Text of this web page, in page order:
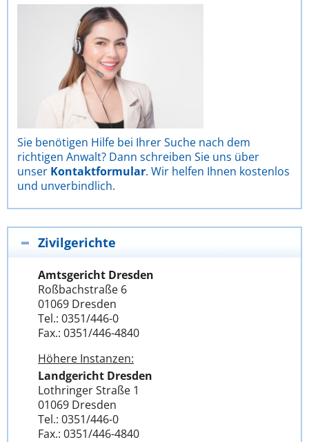
Sie benötigen Hilfe bei Ihrer Suche nach dem
richtigen Anwalt? Dann schreiben Sie uns über
unser Kontaktformular. Wir helfen Ihnen kostenlos
und unverbindlich.
Zivilgerichte
Amtsgericht Dresden
Roßbachstraße 6
01069 Dresden
Tel.: 0351/446-0
Fax.: 0351/446-4840
Höhere Instanzen:
Landgericht Dresden
Lothringer Straße 1
01069 Dresden
Tel.: 0351/446-0
Fax.: 0351/446-4840